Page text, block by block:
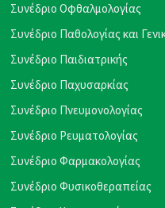
Συνέδριο Οφθαλμολογίας
Συνέδριο Παθολογίας και
Συνέδριο Παιδιατρικής
Συνέδριο Παχυσαρκίας
Συνέδριο Πνευμονολογίας
Συνέδριο Ρευματολογίας
Συνέδριο Φαρμακολογίας
Συνέδριο Φυσικοθεραπείας